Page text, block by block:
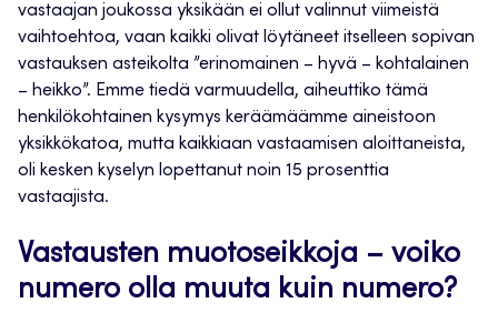
vastaajan joukossa yksikään ei ollut valinnut viimeistä
vaihtoehtoa, vaan kaikki olivat löytäneet itselleen sopivan
vastauksen asteikolta ”erinomainen – hyvä – kohtalainen
– heikko”. Emme tiedä varmuudella, aiheuttiko tämä
henkilökohtainen kysymys keräämäämme aineistoon
yksikkökatoa, mutta kaikkiaan vastaamisen aloittaneista,
oli kesken kyselyn lopettanut noin 15 prosenttia
vastaajista.
Vastausten muotoseikkoja – voiko
numero olla muuta kuin numero?